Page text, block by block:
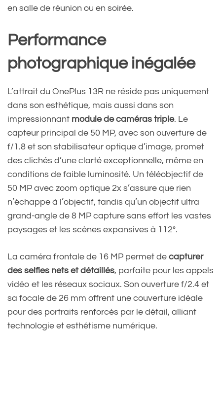
en salle de réunion ou en soirée.
Performance
photographique inégalée
L’attrait du OnePlus 13R ne réside pas uniquement
dans son esthétique, mais aussi dans son
impressionnant module de caméras triple. Le
capteur principal de 50 MP, avec son ouverture de
f/1.8 et son stabilisateur optique d’image, promet
des clichés d’une clarté exceptionnelle, même en
conditions de faible luminosité. Un téléobjectif de
50 MP avec zoom optique 2x s’assure que rien
n’échappe à l’objectif, tandis qu’un objectif ultra
grand-angle de 8 MP capture sans effort les vastes
paysages et les scènes expansives à 112°.
La caméra frontale de 16 MP permet de capturer
des selfies nets et détaillés, parfaite pour les appels
vidéo et les réseaux sociaux. Son ouverture f/2.4 et
sa focale de 26 mm offrent une couverture idéale
pour des portraits renforcés par le détail, alliant
technologie et esthétisme numérique.